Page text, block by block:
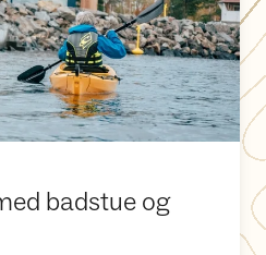
badstue og